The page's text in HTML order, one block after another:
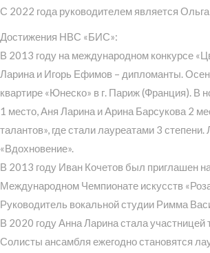
С 2022 года руководителем является
Достижения НВС «БИС»:
В 2013 году на международном конкурсе
Ларина и Игорь Ефимов – дипломанты.
квартире «Юнеско» в г. Париж (Франция). В
1 место, Аня Ларина и Арина Барсукова 2
талантов», где стали лауреатами 3
«Вдохновение».
В 2013 году Иван Кочетов был приглашен
Международном Чемпионате искусств
Руководитель вокальной студии Римма
В 2020 году Анна Ларина стала участницей
Солисты ансамбля ежегодно становятся